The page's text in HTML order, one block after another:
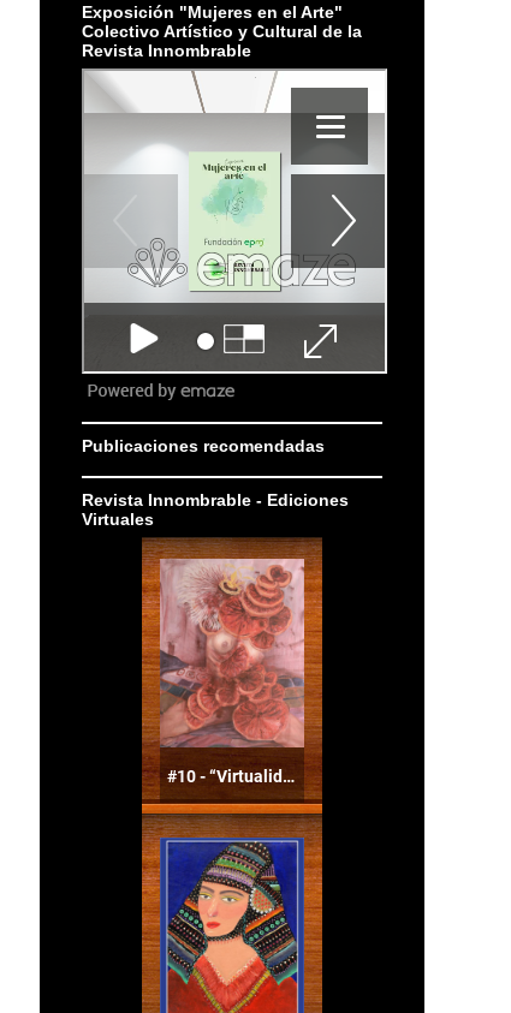
Exposición "Mujeres en el Arte"
Colectivo Artístico y Cultural de la
Revista Innombrable
Publicaciones recomendadas
Revista Innombrable - Ediciones
Virtuales